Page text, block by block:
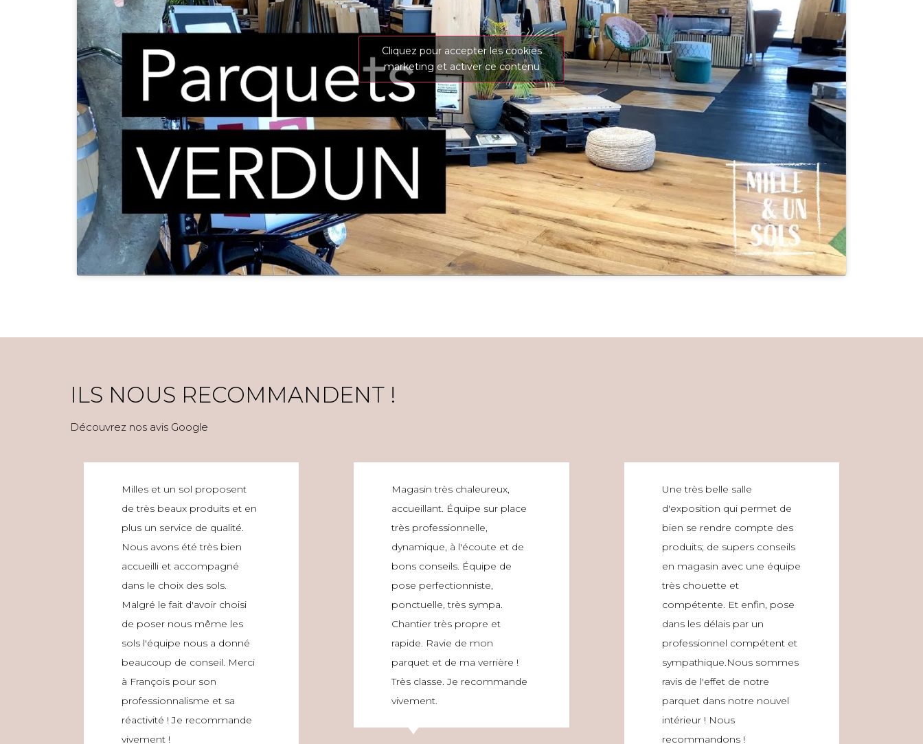
Cliquez pour accepter les cookies
marketing et activer ce contenu
ILS NOUS RECOMMANDENT !
Découvrez nos avis Google
Milles et un sol proposent
de très beaux produits et en
plus un service de qualité.
Nous avons été très bien
accueilli et accompagné
dans le choix des sols.
Malgré le fait d'avoir choisi
de poser nous même les
sols l'équipe nous a donné
beaucoup de conseil. Merci
à François pour son
professionnalisme et sa
réactivité ! Je recommande
vivement !
Magasin très chaleureux,
accueillant. Équipe sur place
très professionnelle,
dynamique, à l'écoute et de
bons conseils. Équipe de
pose perfectionniste,
ponctuelle, très sympa.
Chantier très propre et
rapide. Ravie de mon
parquet et de ma verrière !
Très classe. Je recommande
vivement.
Une très belle salle
d'exposition qui permet de
bien se rendre compte des
produits; de supers conseils
en magasin avec une équipe
très chouette et
compétente. Et enfin, pose
dans les délais par un
professionnel compétent et
sympathique.Nous sommes
ravis de l'effet de notre
parquet dans notre nouvel
intérieur ! Nous
recommandons !